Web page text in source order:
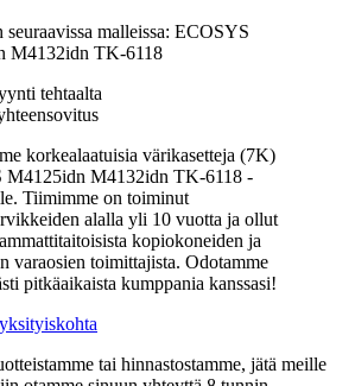
seuraavissa malleissa: ECOSYS
M4132idn TK-6118
tehtaalta
korkealaatuisia värikasetteja (7K)
M4125idn M4132idn TK-6118 -
Tiimimme on toiminut
alalla yli 10 vuotta ja ollut
kopiokoneiden ja
varaosien toimittajista. Odotamme
pitkäaikaista kumppania kanssasi!
yksityiskohta
tai hinnastostamme, jätä meille